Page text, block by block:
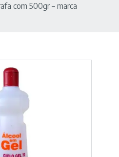
com 500gr – marca